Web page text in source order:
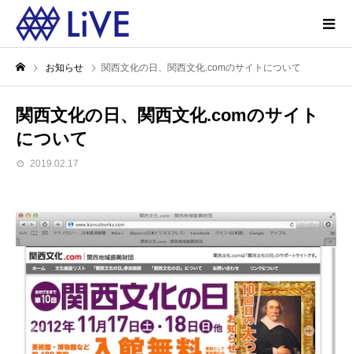
お知らせ 関西文化の日、関西文化.comのサイトについて
関西文化の日、関西文化.comのサイト
について
2019.02.17